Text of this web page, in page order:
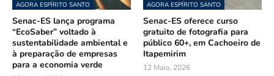
AGORA ESPÍRITO SANTO
Senac-ES lança programa
“EcoSaber” voltado à
sustentabilidade ambiental e
à preparação de empresas
para a economia verde
AGORA ESPÍRITO SANTO
Senac-ES oferece curso
gratuito de fotografia para
público 60+, em Cachoeiro de
Itapemirim
12 Maio, 2026